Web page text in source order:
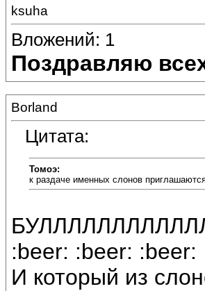
ksuha
Вложений: 1
Поздравляю
Borland
Цитата:
Томоэ:
к раздаче именных слонов
:beer: :beer: :beer:
И который из